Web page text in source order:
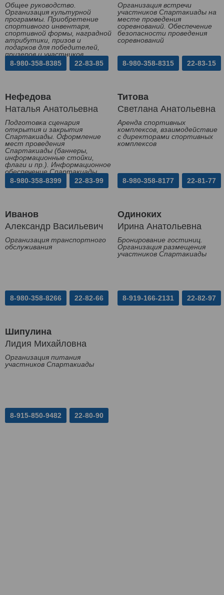
Общее руководство.
Организация культурной
программы. Приобретение
спортивного инвентаря,
спортивной формы, наградной
атрибутики, призов и
подарков для победителей,
призеров и участников
Спартакиады
8-980-358-8385 22-83-85
Организация встречи
участников Спартакиады на
месте проведения
соревнований. Обеспечение
безопасности проведения
соревнований
8-980-358-8315 22-83-15
Нефедова
Наталья Анатольевна
Подготовка сценария
открытия и закрытия
Спартакиады. Оформление
мест проведения
Спартакиады (баннеры,
информационные стойки,
флаги и пр.). Информационное
обеспечение Спартакиады
8-980-358-8399
22-83-99
Титова
Светлана Анатольевна
Аренда спортивных
комплексов, взаимодействие
с директорами спортивных
комплексов
8-980-358-8177 22-81-77
Иванов
Александр Васильевич
Организация транспортного
обслуживания
8-980-358-8266 22-82-66
Одиноких
Ирина Анатольевна
Бронирование гостиниц.
Организация размещения
участников Спартакиады
8-919-166-2131 22-82-97
Шипулина
Лидия Михайловна
Организация питания
участников Спартакиады
8-915-850-9482 22-80-90